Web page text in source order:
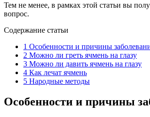
Тем не менее, в рамках этой статьи вы
вопрос.
Содержание статьи
1 Особенности и причины
2 Можно ли греть ячмень на глазу
3 Можно ли давить ячмень на глазу
4 Как лечат ячмень
5 Народные методы
Особенности и причины